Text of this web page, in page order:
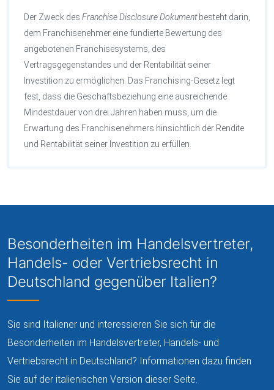
Der Zweck des Franchise Disclosure Dokumentbesteht darin,
dem Franchisenehmer eine fundierte Bewertung des
angebotenen Franchisesystems, des
Vertragsgegenstandes und der Rentabilität seiner
Investition zu ermöglichen. Das Franchising-Gesetz legt
fest, dass die Geschäftsbeziehung eine ausreichende
Mindestdauer von drei Jahren haben muss, um die
Erwartung des Franchisenehmers hinsichtlich der Rendite
und Rentabilität seiner Investition zu erfüllen.
Besonderheiten im Handelsvertreter,
Handels- oder Vertriebsrecht in
Deutschland gegenüber Italien?
Sie sind Italiener und interessieren Sie sich für die
Besonderheiten im Handelsvertreter, Handels- und
Vertriebsrecht in Deutschland? Informationen dazu finden
Sie auf der italienischen Version dieser Seite.